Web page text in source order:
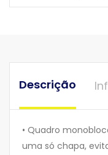
Descrição
• Quadro
uma só chapa,